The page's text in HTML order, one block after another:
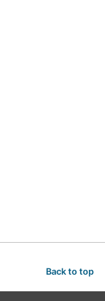
Back to top